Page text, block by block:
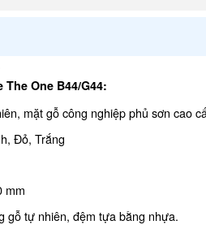
One B44/G44:
mặt gỗ công nghiệp phủ sơn cao
Đỏ, Trắng
mm
gỗ tự nhiên, đệm tựa bằng nhựa.